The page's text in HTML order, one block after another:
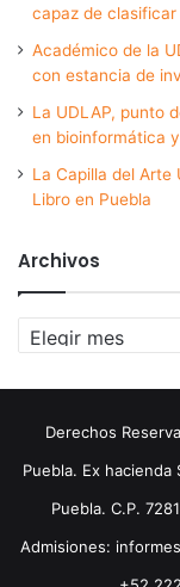
capaz de
Académico de la
con estancia de
La UDLAP, punto
en bioinformática
La Capilla del Arte
Libro en Puebla
Archivos
Archivos
Derechos
Puebla. Ex hacienda
Puebla. C.P.
Admisiones: